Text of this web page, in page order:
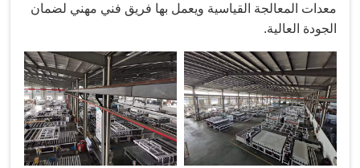
معدات المعالجة القياسية ويعمل بها فريق فني مهني لضمان
الجودة العالية.